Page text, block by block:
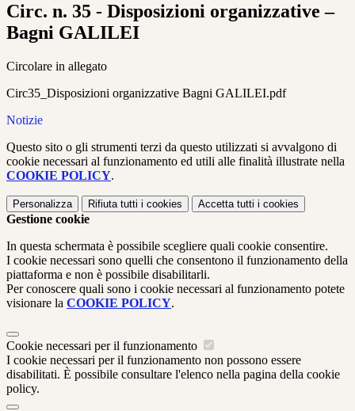
Circ. n. 35 - Disposizioni organizzative –
Bagni GALILEI
Circolare in allegato
Circ35_Disposizioni organizzative Bagni GALILEI.pdf
Notizie
Questo sito o gli strumenti terzi da questo utilizzati si avvalgono di
cookie necessari al funzionamento ed utili alle finalità illustrate nella
COOKIE POLICY.
Personalizza Rifiuta tutti i cookies Accetta tutti i cookies
Gestione cookie
In questa schermata è possibile scegliere quali cookie consentire.
I cookie necessari sono quelli che consentono il funzionamento della
piattaforma e non è possibile disabilitarli.
Per conoscere quali sono i cookie necessari al funzionamento potete
visionare la COOKIE POLICY.
Cookie necessari per il funzionamento
I cookie necessari per il funzionamento non possono essere
disabilitati. È possibile consultare l'elenco nella pagina della cookie
policy.